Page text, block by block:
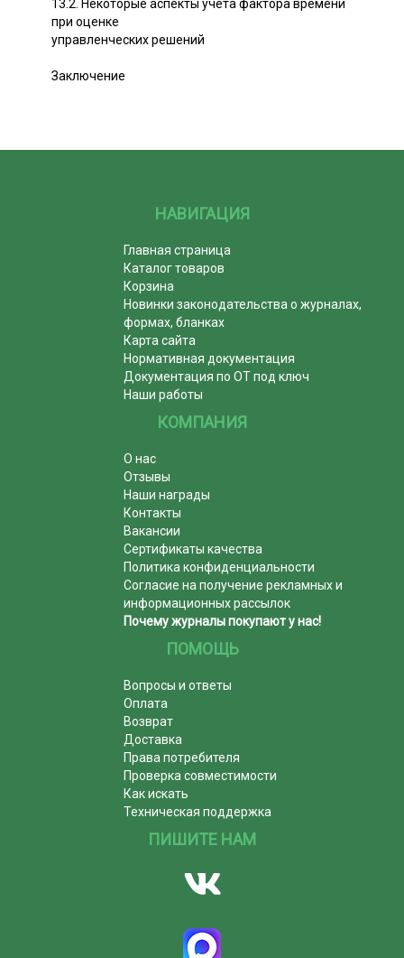
13.2. Некоторые аспекты учета фактора времени
при оценке
управленческих решений
Заключение
НАВИГАЦИЯ
Главная страница
Каталог товаров
Корзина
Новинки законодательства о журналах,
формах, бланках
Карта сайта
Нормативная документация
Документация по ОТ под ключ
Наши работы
КОМПАНИЯ
О нас
Отзывы
Наши награды
Контакты
Вакансии
Сертификаты качества
Политика конфиденциальности
Согласие на получение рекламных и
информационных рассылок
Почему журналы покупают у нас!
ПОМОЩЬ
Вопросы и ответы
Оплата
Возврат
Доставка
Права потребителя
Проверка совместимости
Как искать
Техническая поддержка
ПИШИТЕ НАМ